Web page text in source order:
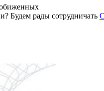
Будем рады сотрудничать